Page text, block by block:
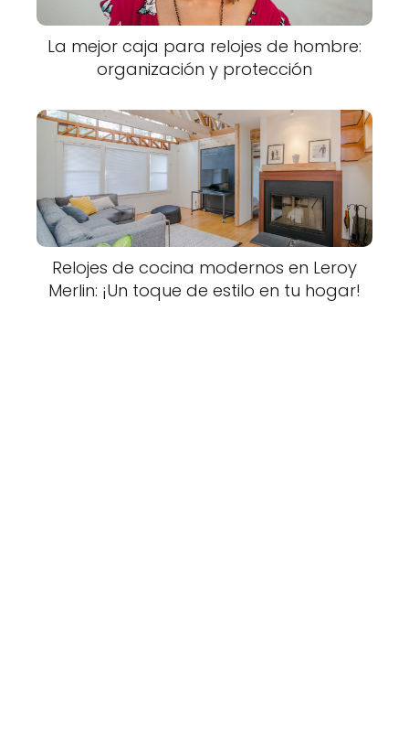
La mejor caja para relojes de hombre:
organización y protección
Relojes de cocina modernos en Leroy
Merlin: ¡Un toque de estilo en tu hogar!